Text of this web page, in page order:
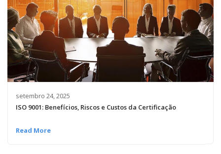
setembro 24, 2025
ISO 9001: Benefícios, Riscos e Custos da Certificação
Read More